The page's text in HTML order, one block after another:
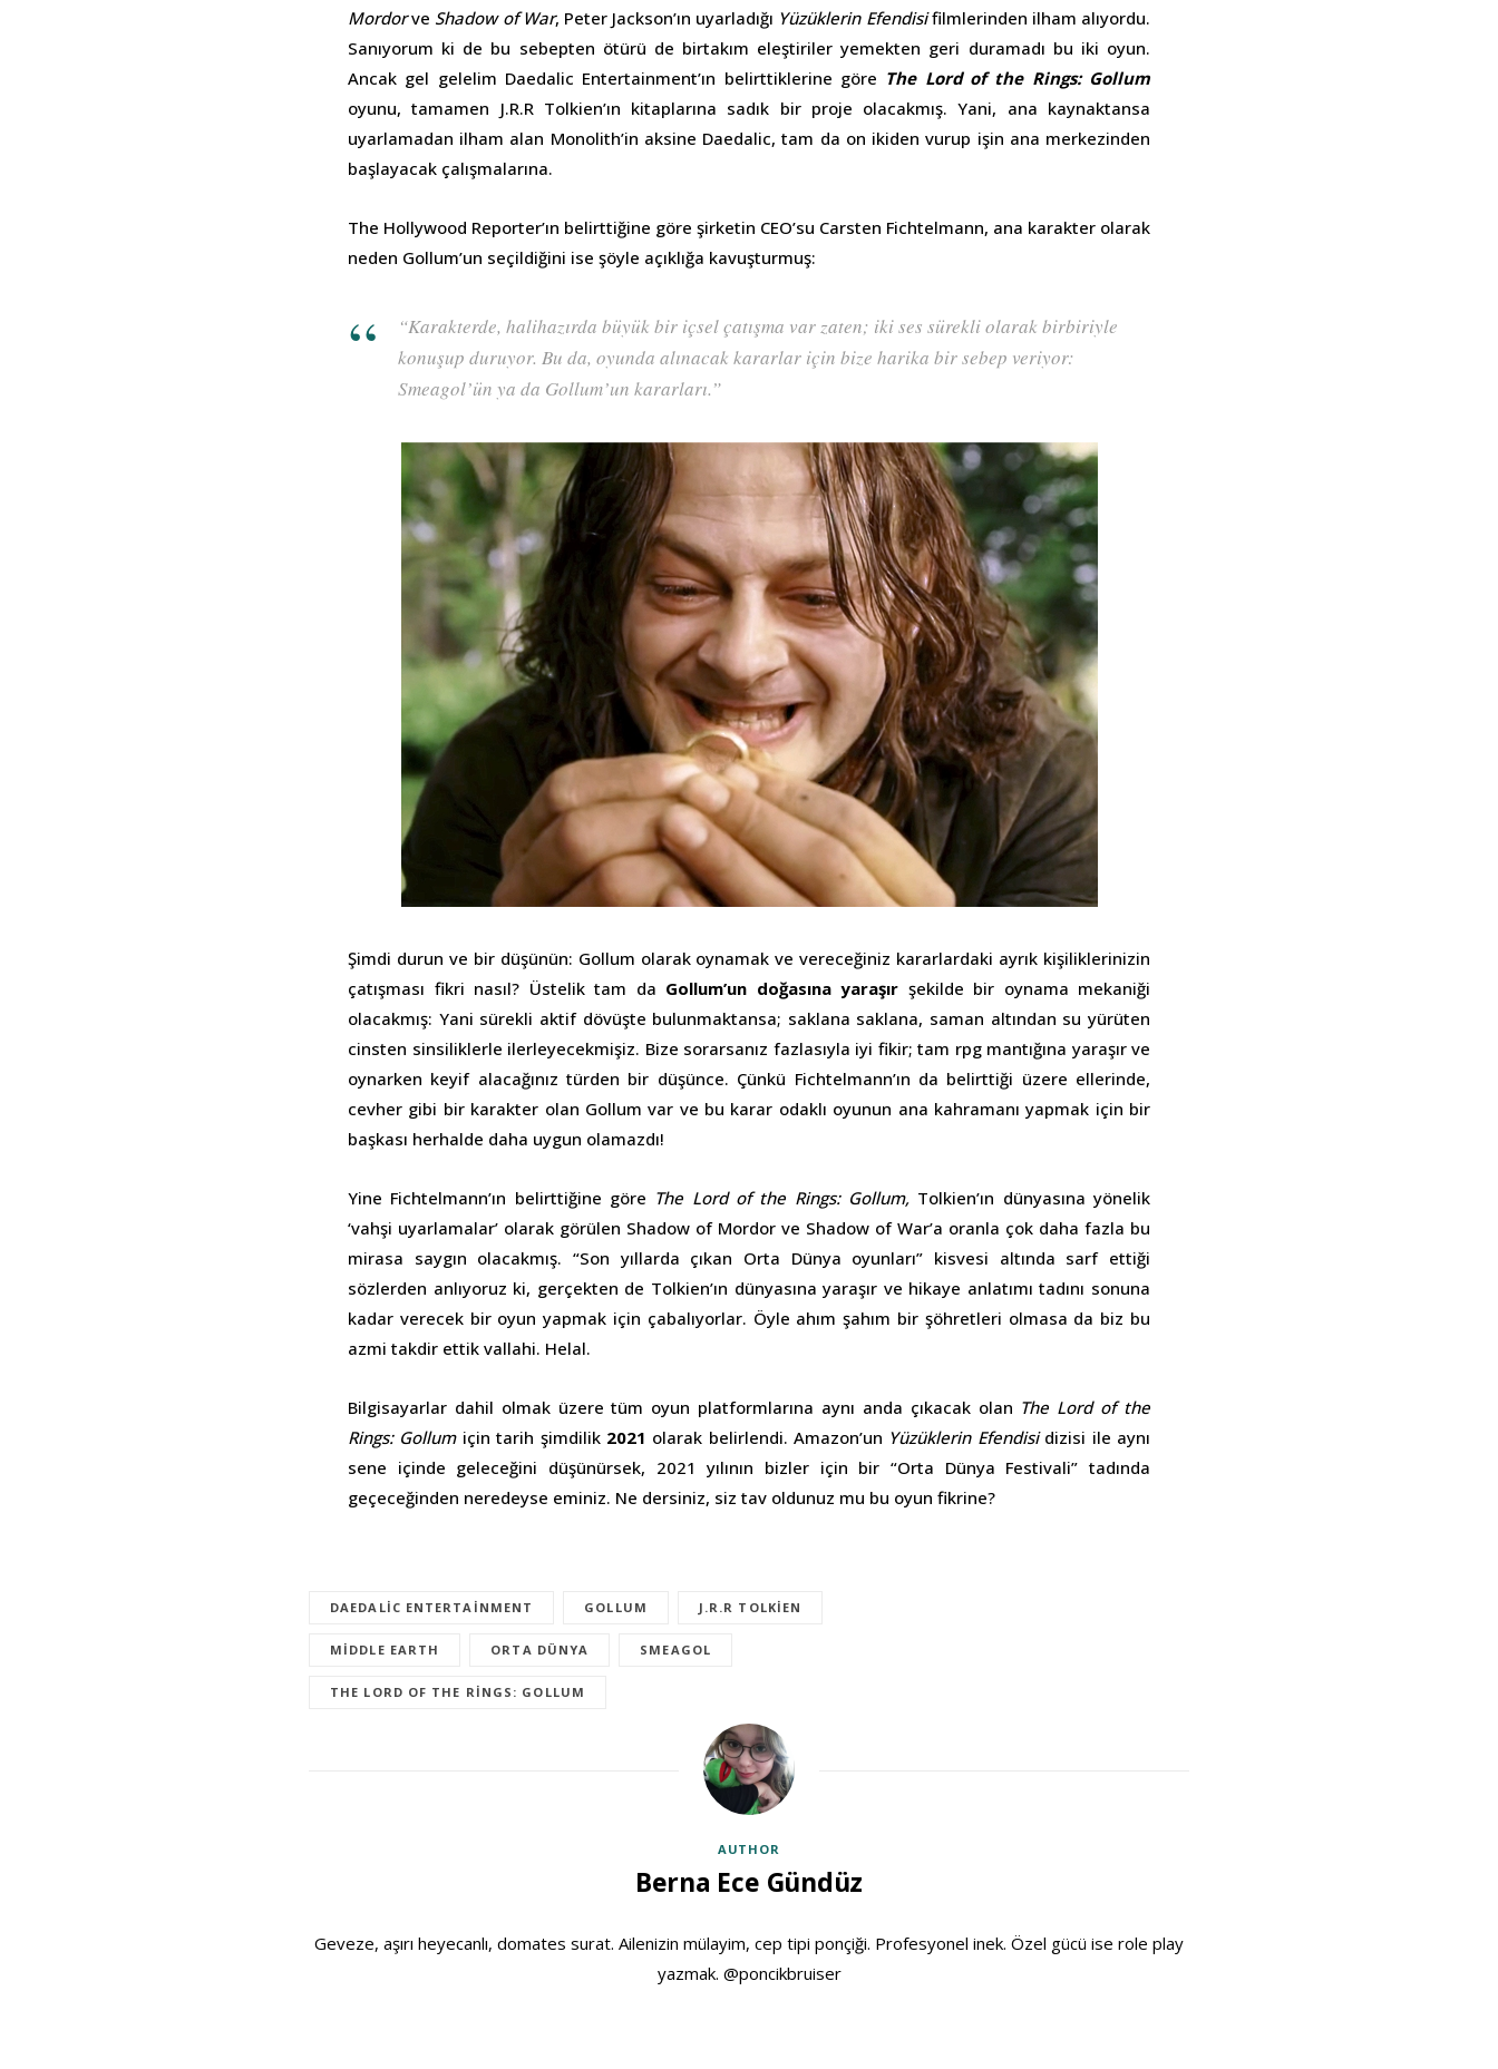
Mordorve Shadow of War, Peter Jackson’ın uyarladığı Yüzüklerin Efendisifilmlerinden ilham alıyordu.
Sanıyorum ki de bu sebepten ötürü de birtakım eleştiriler yemekten geri duramadı bu iki oyun.
Ancak gel gelelim Daedalic Entertainment’ın belirttiklerine göre The Lord of the Rings: Gollum
oyunu, tamamen J.R.R Tolkien’ın kitaplarına sadık bir proje olacakmış. Yani, ana kaynaktansa
uyarlamadan ilham alan Monolith’in aksine Daedalic, tam da on ikiden vurup işin ana merkezinden
başlayacak çalışmalarına.
The Hollywood Reporter’ın belirttiğine göre şirketin CEO’su Carsten Fichtelmann, ana karakter olarak
neden Gollum’un seçildiğini ise şöyle açıklığa kavuşturmuş:
“Karakterde, halihazırda büyük bir içsel çatışma var zaten; iki ses sürekli olarak birbiriyle
konuşup duruyor. Bu da, oyunda alınacak kararlar için bize harika bir sebep veriyor:
Smeagol’ün ya da Gollum’un kararları.”
Şimdi durun ve bir düşünün: Gollum olarak oynamak ve vereceğiniz kararlardaki ayrık kişiliklerinizin
çatışması fikri nasıl? Üstelik tam da Gollum’un doğasına yaraşır şekilde bir oynama mekaniği
olacakmış: Yani sürekli aktif dövüşte bulunmaktansa; saklana saklana, saman altından su yürüten
cinsten sinsiliklerle ilerleyecekmişiz. Bize sorarsanız fazlasıyla iyi fikir; tam rpg mantığına yaraşır ve
oynarken keyif alacağınız türden bir düşünce. Çünkü Fichtelmann’ın da belirttiği üzere ellerinde,
cevher gibi bir karakter olan Gollum var ve bu karar odaklı oyunun ana kahramanı yapmak için bir
başkası herhalde daha uygun olamazdı!
Yine Fichtelmann’ın belirttiğine göre The Lord of the Rings: Gollum, Tolkien’ın dünyasına yönelik
‘vahşi uyarlamalar’ olarak görülen Shadow of Mordor ve Shadow of War’a oranla çok daha fazla bu
mirasa saygın olacakmış. “Son yıllarda çıkan Orta Dünya oyunları” kisvesi altında sarf ettiği
sözlerden anlıyoruz ki, gerçekten de Tolkien’ın dünyasına yaraşır ve hikaye anlatımı tadını sonuna
kadar verecek bir oyun yapmak için çabalıyorlar. Öyle ahım şahım bir şöhretleri olmasa da biz bu
azmi takdir ettik vallahi. Helal.
Bilgisayarlar dahil olmak üzere tüm oyun platformlarına aynı anda çıkacak olan The Lord of the
Rings: Gollumiçin tarih şimdilik 2021 olarak belirlendi. Amazon’un Yüzüklerin Efendisidizisi ile aynı
sene içinde geleceğini düşünürsek, 2021 yılının bizler için bir “Orta Dünya Festivali” tadında
geçeceğinden neredeyse eminiz. Ne dersiniz, siz tav oldunuz mu bu oyun fikrine?
DAEDALIC ENTERTAINMENT GOLLUM J.R.R TOLKIEN
MIDDLE EARTH ORTA DÜNYA SMEAGOL
THE LORD OF THE RINGS: GOLLUM
AUTHOR
Berna Ece Gündüz
Geveze, aşırı heyecanlı, domates surat. Ailenizin mülayim, cep tipi ponçiği. Profesyonel inek. Özel gücü ise role play
yazmak. @poncikbruiser